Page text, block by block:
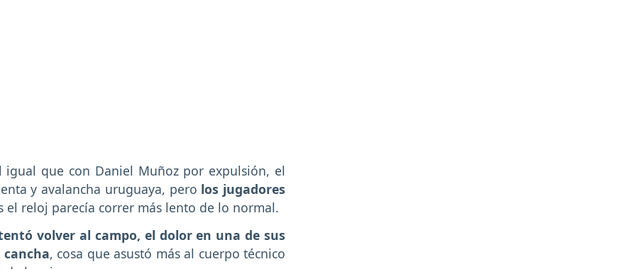
que con Daniel Muñoz por expulsión, el
y avalancha uruguaya, pero los jugadores
el reloj parecía correr más lento de lo normal.
volver al campo, el dolor en una de sus
, cosa que asustó más al cuerpo técnico